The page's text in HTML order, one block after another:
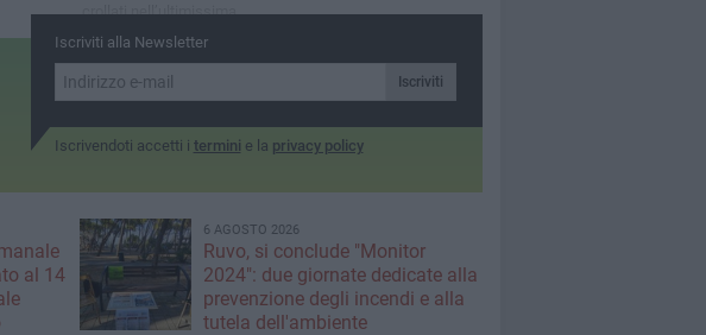
crollati nell’ultimissima
parte di gara
Iscriviti alla Newsletter
Iscriviti
Iscrivendoti accetti i termini e la privacy policy
al 14
6 AGOSTO 2026
Ruvo, si conclude "Monitor
2024": due giornate dedicate alla
prevenzione degli incendi e alla
tutela dell'ambiente